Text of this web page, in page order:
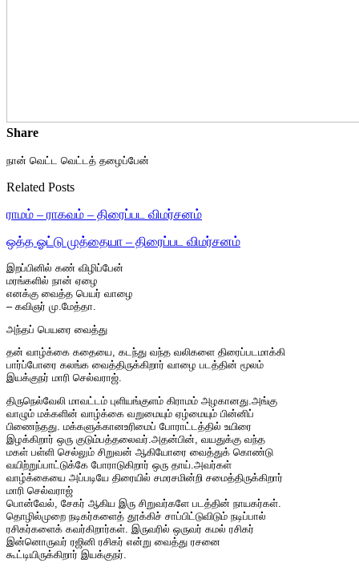
Share
நான் வெட்ட வெட்டத் தழைப்பேன்
Related Posts
ராமம் – ராகவம் – திரைப்பட விமர்சனம்
ஒத்த ஓட்டு முத்தையா – திரைப்பட விமர்சனம்
இறப்பினில் கண் விழிப்பேன்
மரங்களில் நான் ஏழை
எனக்கு வைத்த பெயர் வாழை
– கவிஞர் மு.மேத்தா.
அந்தப் பெயரை வைத்து
தன் வாழ்க்கை கதையை, கடந்து வந்த வலிகளை திரைப்படமாக்கி
பார்ப்போரை கலங்க வைத்திருக்கிறார் வாழை படத்தின் மூலம்
இயக்குநர் மாரி செல்வராஜ்.
திருநெல்வேலி மாவட்டம் புளியங்குளம் கிராமம் அழகானது.அங்கு
வாழும் மக்களின் வாழ்க்கை வறுமையும் ஏழ்மையும் பின்னிப்
பிணைந்தது. மக்களுக்கானஉரிமைப் போராட்டத்தில் உயிரை
இழக்கிறார் ஒரு குடும்பத்தலைவர்.அதன்பின், வயதுக்கு வந்த
மகள் பள்ளி செல்லும் சிறுவன் ஆகியோரை வைத்துக் கொண்டு
வயிற்றுப்பாட்டுக்கே போராடுகிறார் ஒரு தாய்.அவர்கள்
வாழ்க்கையை அப்படியே திரையில் சமரசமின்றி சமைத்திருக்கிறார்
மாரி செல்வராஜ்
பொன்வேல், சேகர் ஆகிய இரு சிறுவர்களே படத்தின் நாயகர்கள்.
தொழில்முறை நடிகர்களைத் தூக்கிச் சாப்பிட்டுவிடும் நடிப்பால்
ரசிகர்களைக் கவர்கிறார்கள். இருவரில் ஒருவர் கமல் ரசிகர்
இன்னொருவர் ரஜினி ரசிகர் என்று வைத்து ரசனை
கூட்டியிருக்கிறார் இயக்குநர்.